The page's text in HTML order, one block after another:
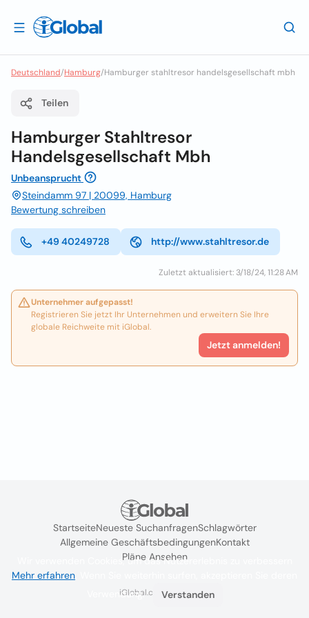
Deutschland/Hamburg/Hamburger stahltresor handelsgesellschaft mbh
Teilen
Hamburger Stahltresor
Handelsgesellschaft Mbh
Unbeansprucht
Steindamm 97 | 20099, Hamburg
Bewertung schreiben
+49 40249728 http://www.stahltresor.de
Zuletzt aktualisiert: 3/18/24, 11:28 AM
Unternehmer aufgepasst!
Registrieren Sie jetzt Ihr Unternehmen und erweitern Sie Ihre
globale Reichweite mit iGlobal.
Jetzt anmelden!
StartseiteNeueste SuchanfragenSchlagwörter
Allgemeine GeschäftsbedingungenKontakt
Pläne Ansehen
iGlobal.co @ 2024
Wir verwenden Cookies, um das Nutzererlebnis zu verbessern
Mehr erfahren
Verwendung.
Verstanden